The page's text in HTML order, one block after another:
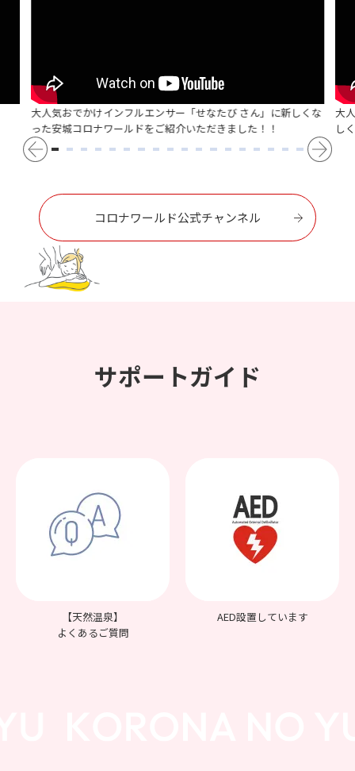
大人気おでかけインフルエンサー「せなたび さん」に新しくな
った安城コロナワールドをご紹介いただきました！！
大
し
コロナワールド公式チャンネル
サポートガイド
【天然温泉】
よくあるご質問
AED設置しています